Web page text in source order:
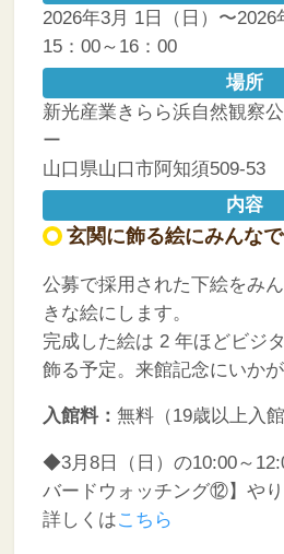
2026年3月 1日（日）〜
15：00～16：00
場所
新光産業きらら浜自然観察
ー
山口県山口市阿知須509-53
内容
玄関に飾る絵にみんな
公募で採用された下絵をみ
きな絵にします。
完成した絵は 2 年ほどビジ
飾る予定。来館記念にいかが
入館料： 無料（19歳以上入館
◆3月8日（日）の10:00～
バードウォッチング⑫】やり
詳しくはこちら